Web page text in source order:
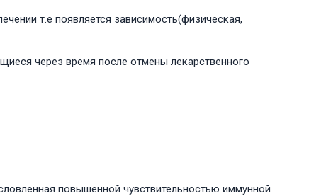
т.е появляется зависимость(физическая,
через время после отмены лекарственного
повышенной чувствительностью иммунной